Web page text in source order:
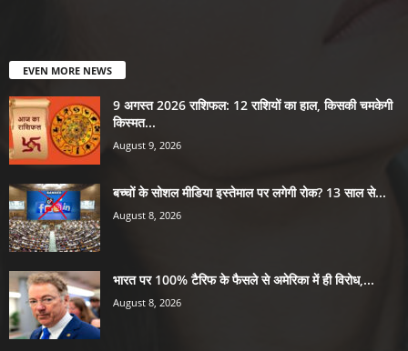
EVEN MORE NEWS
9 अगस्त 2026 राशिफल: 12 राशियों का हाल, किसकी चमकेगी
किस्मत...
August 9, 2026
बच्चों के सोशल मीडिया इस्तेमाल पर लगेगी रोक? 13 साल से...
August 8, 2026
भारत पर 100% टैरिफ के फैसले से अमेरिका में ही विरोध,...
August 8, 2026